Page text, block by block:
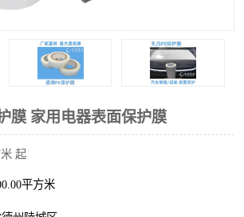
膜 家用电器表面保护膜
起
平方米
一次性隔离膜